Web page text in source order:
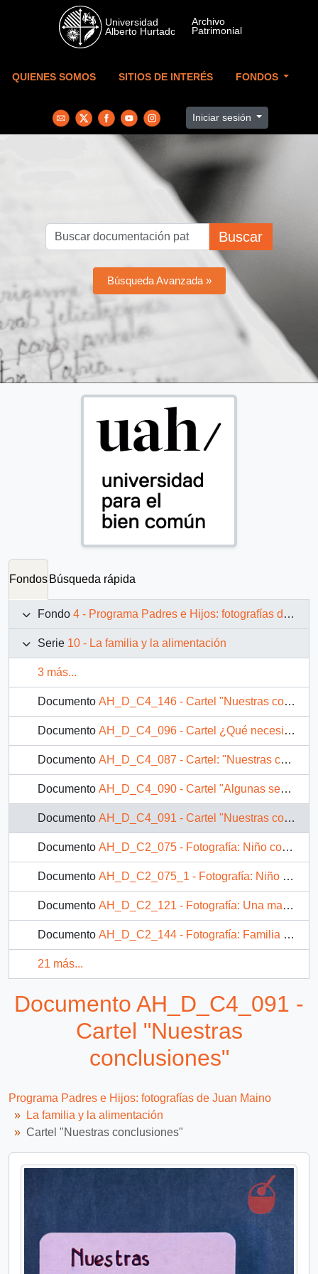
Skip to main content
QUIENES SOMOS SITIOS DE INTERÉS FONDOS
Iniciar sesión
Buscar
Búsqueda Avanzada »
Fondos Búsqueda rápida
Fondo 4 - Programa Padres e Hijos: fotografías de Juan Maino
Serie 10 - La familia y la alimentación
3 más...
Documento AH_D_C4_146 - Cartel "Nuestras conclusiones"
Documento AH_D_C4_096 - Cartel ¿Qué necesitamos comer?
Documento AH_D_C4_087 - Cartel: "Nuestras conclusiones"
Documento AH_D_C4_090 - Cartel "Algunas señas de la mala alimentación"
Documento AH_D_C4_091 - Cartel "Nuestras conclusiones"
Documento AH_D_C2_075 - Fotografía: Niño comiendo tallarines
Documento AH_D_C2_075_1 - Fotografía: Niño pequeño comiendo de un plato en el suelo
Documento AH_D_C2_121 - Fotografía: Una madre amamantando
Documento AH_D_C2_144 - Fotografía: Familia comiendo
21 más...
Documento AH_D_C4_091 -
Cartel "Nuestras
conclusiones"
Programa Padres e Hijos: fotografías de Juan Maino
La familia y la alimentación
Cartel "Nuestras conclusiones"